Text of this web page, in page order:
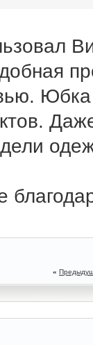
Юбка
«